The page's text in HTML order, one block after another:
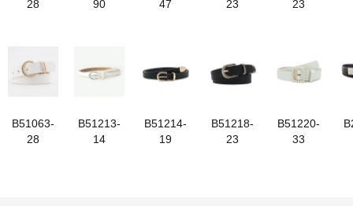
28
90
47
23
23
B51063-
28
B51213-
14
B51214-
19
B51218-
23
B51220-
33